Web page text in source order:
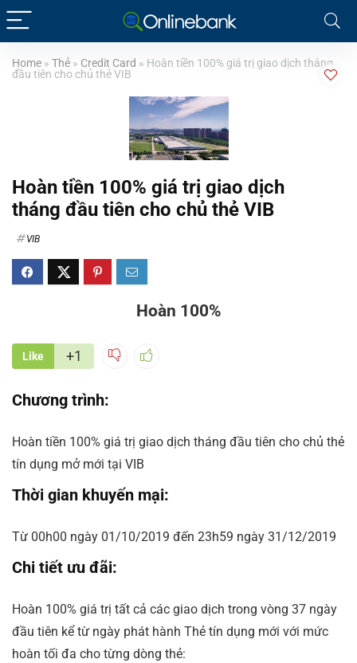
Home » Thẻ » Credit Card » Hoàn tiền 100% giá trị giao dịch tháng
đầu tiên cho chủ thẻ VIB
Hoàn tiền 100% giá trị giao dịch
tháng đầu tiên cho chủ thẻ VIB
VIB
Hoàn 100%
Like +1
Chương trình:
Hoàn tiền 100% giá trị giao dịch tháng đầu tiên cho chủ thẻ
tín dụng mở mới tại VIB
Thời gian khuyến mại:
Từ 00h00 ngày 01/10/2019 đến 23h59 ngày 31/12/2019
Chi tiết ưu đãi:
Hoàn 100% giá trị tất cả các giao dịch trong vòng 37 ngày
đầu tiên kể từ ngày phát hành Thẻ tín dụng mới với mức
hoàn tối đa cho từng dòng thẻ: